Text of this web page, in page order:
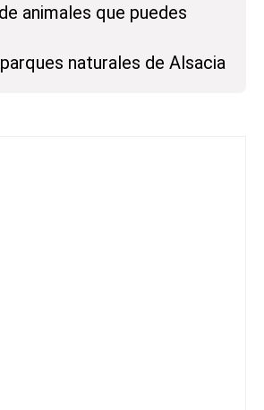
animales que puedes
naturales de Alsacia